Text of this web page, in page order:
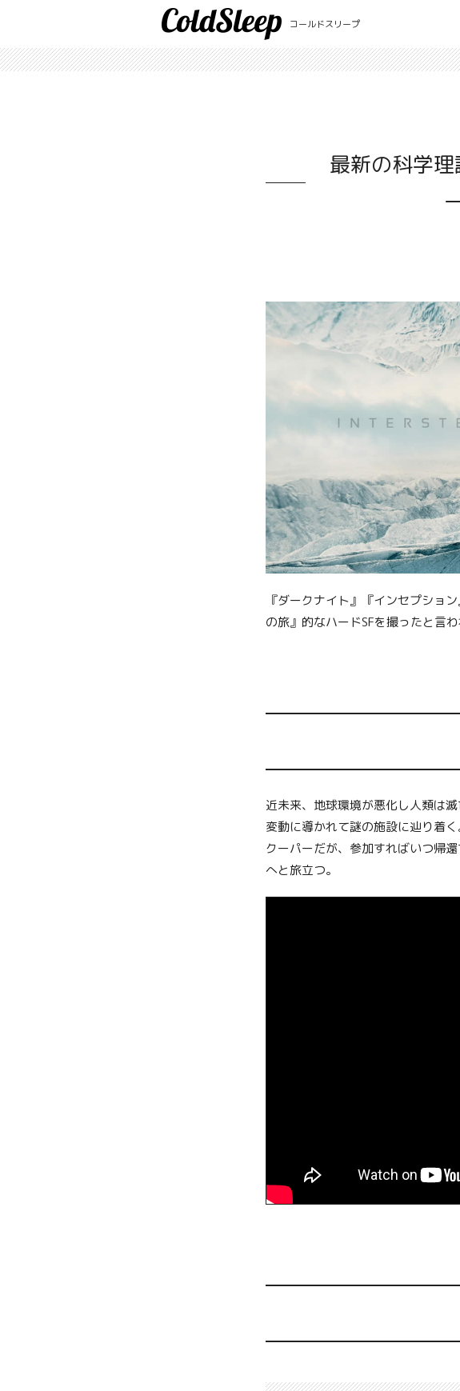
コールドスリープ
最新の科学
『ダークナイト』『インセプショ
の旅』的なハードSFを撮ったと言
近未来、地球環境が悪化し人類は
変動に導かれて謎の施設に辿り着
クーパーだが、参加すればいつ帰
へと旅立つ。